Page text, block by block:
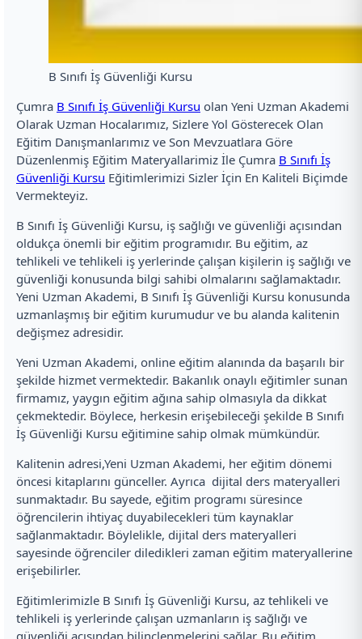
B Sınıfı İş Güvenliği Kursu
Çumra B Sınıfı İş Güvenliği Kursu olan Yeni Uzman Akademi
Olarak Uzman Hocalarımız, Sizlere Yol Gösterecek Olan
Eğitim Danışmanlarımız ve Son Mevzuatlara Göre
Düzenlenmiş Eğitim Materyallarimiz İle Çumra B Sınıfı İş
Güvenliği Kursu Eğitimlerimizi Sizler İçin En Kaliteli Biçimde
Vermekteyiz.
B Sınıfı İş Güvenliği Kursu, iş sağlığı ve güvenliği açısından
oldukça önemli bir eğitim programıdır. Bu eğitim, az
tehlikeli ve tehlikeli iş yerlerinde çalışan kişilerin iş sağlığı ve
güvenliği konusunda bilgi sahibi olmalarını sağlamaktadır.
Yeni Uzman Akademi, B Sınıfı İş Güvenliği Kursu konusunda
uzmanlaşmış bir eğitim kurumudur ve bu alanda kalitenin
değişmez adresidir.
Yeni Uzman Akademi, online eğitim alanında da başarılı bir
şekilde hizmet vermektedir. Bakanlık onaylı eğitimler sunan
firmamız, yaygın eğitim ağına sahip olmasıyla da dikkat
çekmektedir. Böylece, herkesin erişebileceği şekilde B Sınıfı
İş Güvenliği Kursu eğitimine sahip olmak mümkündür.
Kalitenin adresi,Yeni Uzman Akademi, her eğitim dönemi
öncesi kitaplarını günceller. Ayrıca dijital ders materyalleri
sunmaktadır. Bu sayede, eğitim programı süresince
öğrencilerin ihtiyaç duyabilecekleri tüm kaynaklar
sağlanmaktadır. Böylelikle, dijital ders materyalleri
sayesinde öğrenciler diledikleri zaman eğitim materyallerine
erişebilirler.
Eğitimlerimizle B Sınıfı İş Güvenliği Kursu, az tehlikeli ve
tehlikeli iş yerlerinde çalışan uzmanların iş sağlığı ve